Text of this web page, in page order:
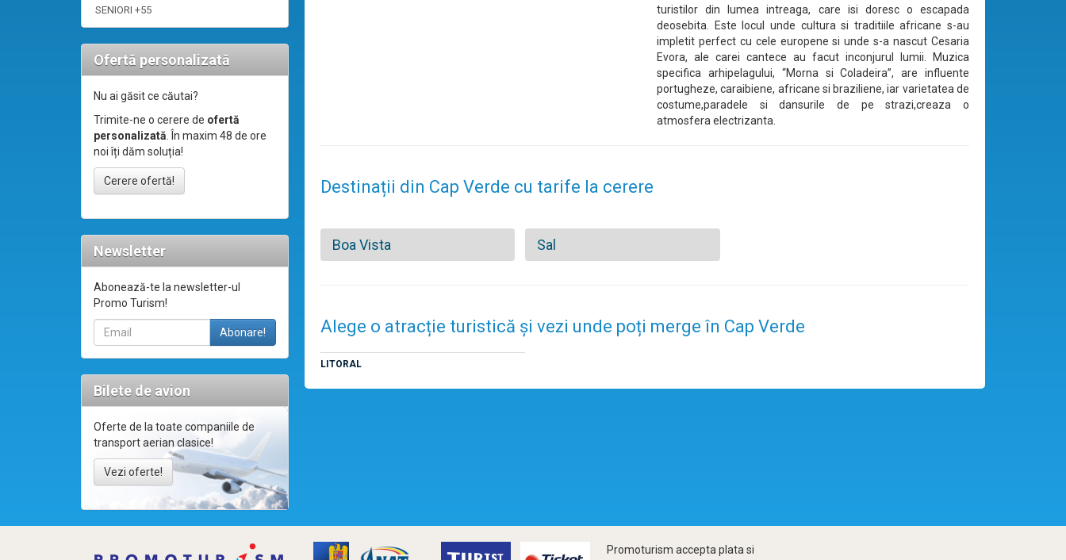
SENIORI +55
Ofertă personalizată
Nu ai găsit ce căutai?
Trimite-ne o cerere de ofertă
personalizată. În maxim 48 de ore
noi îți dăm soluția!
Cerere ofertă!
Newsletter
Abonează-te la newsletter-ul
Promo Turism!
Bilete de avion
Oferte de la toate companiile de
transport aerian clasice!
Vezi oferte!
turistilor din lumea intreaga, care isi doresc o escapada
deosebita. Este locul unde cultura si traditiile africane s-au
impletit perfect cu cele europene si unde s-a nascut Cesaria
Evora, ale carei cantece au facut inconjurul lumii. Muzica
specifica arhipelagului, “Morna si Coladeira”, are influente
portugheze, caraibiene, africane si braziliene, iar varietatea de
costume,paradele si dansurile de pe strazi,creaza o
atmosfera electrizanta.
Destinații din Cap Verde cu tarife la cerere
Boa Vista Sal
Alege o atracție turistică și vezi unde poți merge în Cap Verde
LITORAL
Promoturism accepta plata si